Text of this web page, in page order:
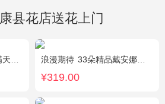
县花店送花上门
适量 浪漫期待 33朵精品戴安娜粉玫瑰，叶上黄金适量搭配。
¥319.00